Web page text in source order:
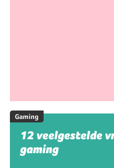
Gaming
12 veelgestelde
gaming